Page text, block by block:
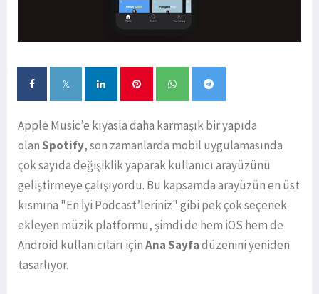
Apple Music’e kıyasla daha karmaşık bir yapıda
olanSpotify, son zamanlarda mobil uygulamasında
çok sayıda değişiklik yaparak kullanıcı arayüzünü
geliştirmeye çalışıyordu. Bu kapsamda arayüzün en üst
kısmına "En İyi Podcast’leriniz" gibi pek çok seçenek
ekleyen müzik platformu, şimdi de hem iOS hem de
Android kullanıcıları içinAna Sayfadüzenini yeniden
tasarlıyor.